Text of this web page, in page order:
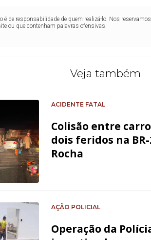
é de responsabilidade de quem realizá-lo. Nos
ou que contenham palavras ofensivas.
Veja também
ACIDENTE FATAL
Colisão entre
dois feridos na
Rocha
AÇÃO POLICIAL
Operação da